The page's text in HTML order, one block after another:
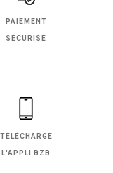
PAIEMENT
SÉCURISÉ
TÉLÉCHARGE
L'APPLI BZB